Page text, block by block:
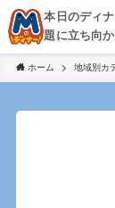
本日のディ
題に立ち向
阪・京都・
歩き、飲み
ホーム 地域別カ